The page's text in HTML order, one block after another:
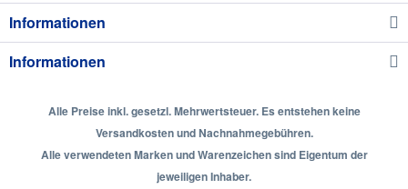
Informationen
Informationen
Alle Preise inkl. gesetzl. Mehrwertsteuer. Es entstehen keine
Versandkosten und Nachnahmegebühren.
Alle verwendeten Marken und Warenzeichen sind Eigentum der
jeweiligen Inhaber.